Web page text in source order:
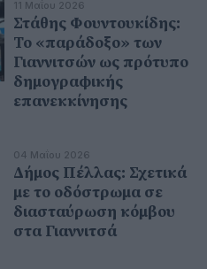
11 Μαΐου 2026
Στάθης Φουντουκίδης:
Το «παράδοξο» των
Γιαννιτσών ως πρότυπο
δημογραφικής
επανεκκίνησης
04 Μαΐου 2026
Δήμος Πέλλας: Σχετικά
με το οδόστρωμα σε
διασταύρωση κόμβου
στα Γιαννιτσά